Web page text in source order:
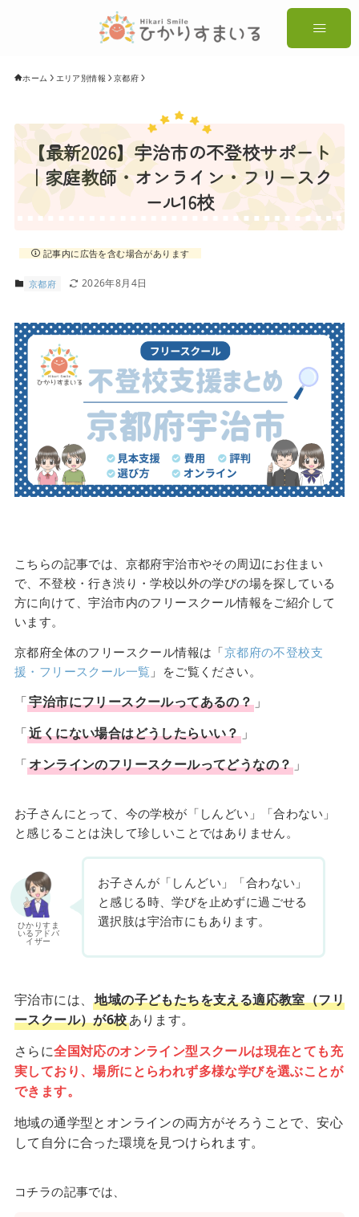
ホーム エリア別情報 京都府
【最新2026】宇治市の不登校サポート
｜家庭教師・オンライン・フリースク
ール16校
記事内に広告を含む場合があります
京都府 2026年8月4日
こちらの記事では、京都府宇治市やその周辺にお住まい
で、不登校・行き渋り・学校以外の学びの場を探している
方に向けて、宇治市内のフリースクール情報をご紹介して
います。
京都府全体のフリースクール情報は「京都府の不登校支
援・フリースクール一覧 」をご覧ください。
「宇治市にフリースクールってあるの？ 」
「近くにない場合はどうしたらいい？」
「オンラインのフリースクールってどうなの？ 」
お子さんにとって、今の学校が「しんどい」「合わない」
と感じることは決して珍しいことではありません。
ひかりすま
いるアドバ
イザー
お子さんが「しんどい」「合わない」
と感じる時、学びを止めずに過ごせる
選択肢は宇治市にもあります。
宇治市には、地域の子どもたちを支える適応教室（フリ
ースクール）が6校あります。
さらに全国対応のオンライン型スクールは現在とても充
実しており、場所にとらわれず多様な学びを選ぶことが
できます。
地域の通学型とオンラインの両方がそろうことで、安心
して自分に合った環境を見つけられます。
コチラの記事では、